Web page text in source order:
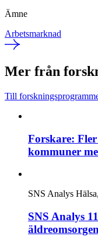
Ämne
Arbetsmarknad
Mer från
Till
Forskare:
kommuner
SNS Analys
SNS Analys